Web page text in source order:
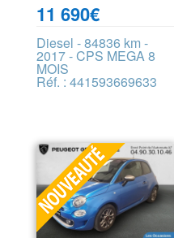
11 690€
Diesel - 84836 km -
2017 - CPS MEGA 8
MOIS
Réf. : 441593669633